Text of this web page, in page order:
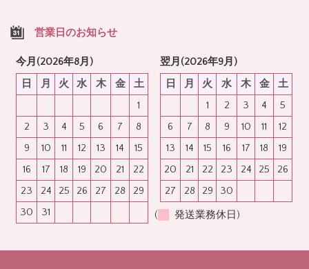
営業日のお知らせ
今月(2026年8月)
日
月 火 水 木 金
土
1
2
3 4 5 6 7
8
9
10 11 12 13 14
15
16
17 18 19 20 21
22
23
24 25 26 27 28
29
30
31
翌月(2026年9月)
日
月 火 水 木 金
土
1
2 3 4
5
6
7 8 9 10 11
12
13
14 15 16 17 18
19
20
21 22 23 24 25
26
27
28 29 30
( 発送業務休日)